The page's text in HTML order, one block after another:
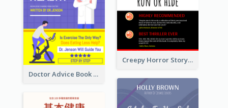
Creepy Horror Story Book Cover Design
Doctor Advice Book Cover Design